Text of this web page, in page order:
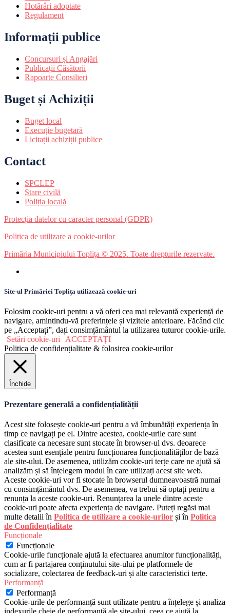
Hotărâri adoptate
Regulament
Informații publice
Concursuri și Angajări
Publicații Căsătorii
Rapoarte Consilieri
Buget și Achiziții
Buget local
Execuție bugetară
Licitații achiziții publice
Contact
SPCLEP
Stare civilă
Poliția locală
Protecția datelor cu caracter personal (GDPR)
Politica de utilizare a cookie-urilor
Primăria Municipiului Toplița © 2025. Toate drepturile rezervate.
Site-ul Primăriei Toplița utilizează cookie-uri
Folosim cookie-uri pentru a vă oferi cea mai relevantă experiență de
navigare, amintindu-vă preferințele și vizitele anterioare. Făcând clic
pe „Acceptați”, dați consimțământul la utilizarea tuturor cookie-urile.
Setări cookie-uri
ACCEPTAȚI
Politica de confidențialitate & folosirea cookie-urilor
Închide
Prezentare generală a confidențialității
Acest site folosește cookie-uri pentru a vă îmbunătăți experiența în
timp ce navigați pe el. Dintre acestea, cookie-urile care sunt
clasificate ca necesare sunt stocate în browser-ul dvs. deoarece
acestea sunt esențiale pentru funcționarea funcționalităților de bază
ale site-ului. De asemenea, utilizăm cookie-uri terțe care ne ajută să
analizăm și să înțelegem modul în care utilizați acest site web.
Aceste cookie-uri vor fi stocate în browserul dumneavoastră numai
cu consimțământul dvs. De asemenea, va trebui să optați pentru a
renunța la aceste cookie-uri. Renunțarea la unele dintre aceste
cookie-uri poate afecta experiența de navigare. Puteți regăsi mai
multe detalii în Politica de utilizare a cookie-urilor și în Politica
de Confidențialitate
Funcționale
Funcționale
Cookie-urile funcționale ajută la efectuarea anumitor funcționalități,
cum ar fi partajarea conținutului site-ului pe platformele de
socializare, colectarea de feedback-uri și alte caracteristici terțe.
Performanță
Performanță
Cookie-urile de performanță sunt utilizate pentru a înțelege și analiza